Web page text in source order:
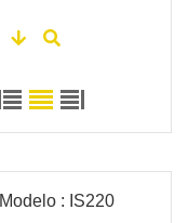
Modelo : IS220